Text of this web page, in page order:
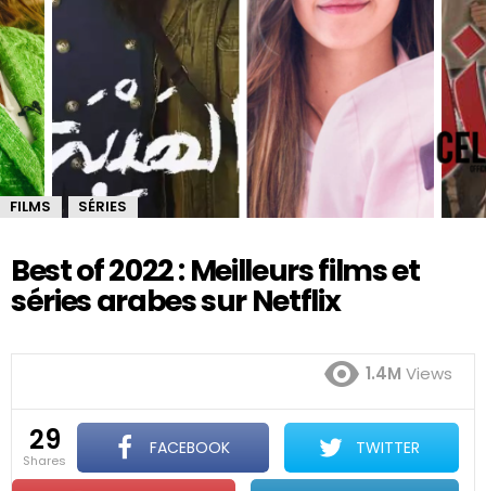
FILMS , SÉRIES
Best of 2022 : Meilleurs films et
séries arabes sur Netflix
1.4M Views
29
shares
FACEBOOK TWITTER